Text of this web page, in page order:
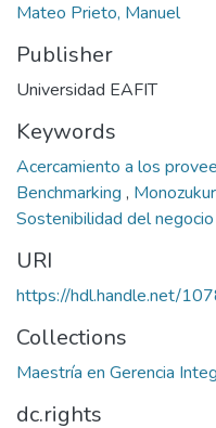
Mateo Prieto, Manuel
Publisher
Universidad EAFIT
Keywords
Acercamiento a los
Benchmarking ,
Sostenibilidad del negocio
URI
https://hdl.handle.net/
Collections
Maestría en Gerencia
dc.rights